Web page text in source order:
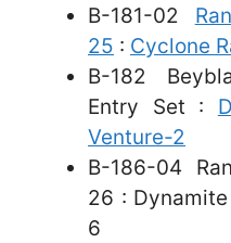
B-181-02
25 : Cyclone
B-182
Entry Set :
Venture-2
B-186-04
26 :
6